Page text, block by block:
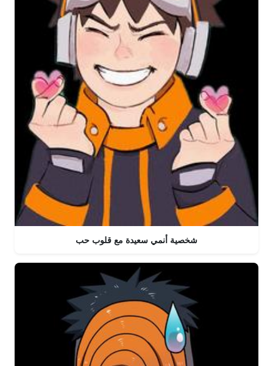
شخصية أنمي سعيدة مع قلوب حب